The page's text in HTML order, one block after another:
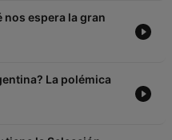
nos espera la gran
La polémica